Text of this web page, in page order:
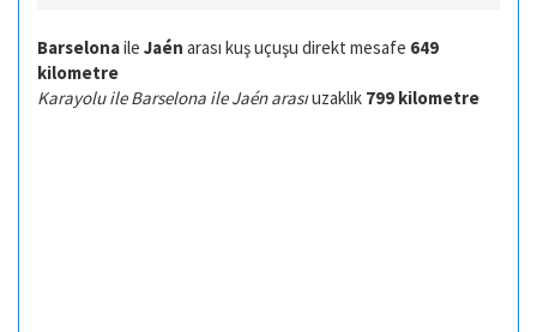
Barselonaile Jaén arası kuş uçuşu direkt mesafe 649
kilometre
Karayolu ile Barselona ile Jaén arasıuzaklık 799 kilometre